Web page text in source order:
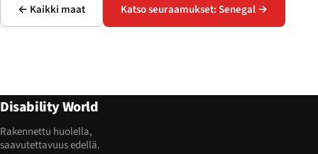
← Kaikki maat Katso seuraamukset: Senegal →
Disability World
Rakennettu huolella,
saavutettavuus edellä.